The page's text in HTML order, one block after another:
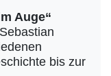
Auge“
bis zur